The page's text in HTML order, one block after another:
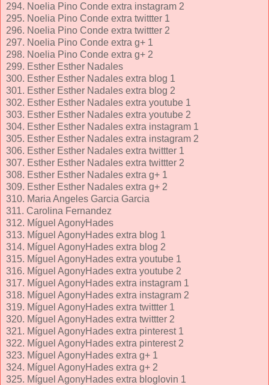
294. Noelia Pino Conde extra instagram 2
295. Noelia Pino Conde extra twittter 1
296. Noelia Pino Conde extra twittter 2
297. Noelia Pino Conde extra g+ 1
298. Noelia Pino Conde extra g+ 2
299. Esther Esther Nadales
300. Esther Esther Nadales extra blog 1
301. Esther Esther Nadales extra blog 2
302. Esther Esther Nadales extra youtube 1
303. Esther Esther Nadales extra youtube 2
304. Esther Esther Nadales extra instagram 1
305. Esther Esther Nadales extra instagram 2
306. Esther Esther Nadales extra twittter 1
307. Esther Esther Nadales extra twittter 2
308. Esther Esther Nadales extra g+ 1
309. Esther Esther Nadales extra g+ 2
310. Maria Angeles Garcia Garcia
311. Carolina Fernandez
312. Míguel AgonyHades
313. Míguel AgonyHades extra blog 1
314. Míguel AgonyHades extra blog 2
315. Míguel AgonyHades extra youtube 1
316. Míguel AgonyHades extra youtube 2
317. Míguel AgonyHades extra instagram 1
318. Míguel AgonyHades extra instagram 2
319. Míguel AgonyHades extra twittter 1
320. Míguel AgonyHades extra twittter 2
321. Míguel AgonyHades extra pinterest 1
322. Míguel AgonyHades extra pinterest 2
323. Míguel AgonyHades extra g+ 1
324. Míguel AgonyHades extra g+ 2
325. Míguel AgonyHades extra bloglovin 1